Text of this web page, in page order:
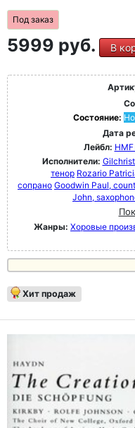
Под заказ
5999 руб. В
Состояние:
Дата
Лейбл:
Исполнители:
тенор Rozario
сопрано Goodwin Paul,
John,
Жанры: Хоровые
Хит продаж